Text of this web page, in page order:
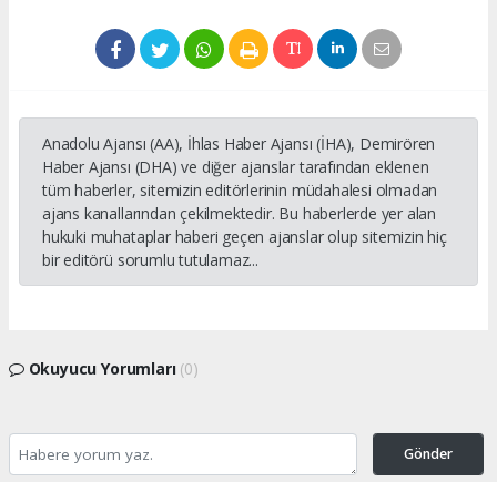
Anadolu Ajansı (AA), İhlas Haber Ajansı (İHA), Demirören
Haber Ajansı (DHA) ve diğer ajanslar tarafından eklenen
tüm haberler, sitemizin editörlerinin müdahalesi olmadan
ajans kanallarından çekilmektedir. Bu haberlerde yer alan
hukuki muhataplar haberi geçen ajanslar olup sitemizin hiç
bir editörü sorumlu tutulamaz...
Okuyucu Yorumları (0)
Gönder